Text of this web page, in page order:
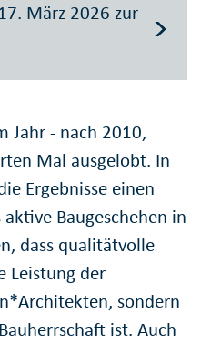
März 2026 zur
Jahr - nach 2010,
Mal ausgelobt. In
Ergebnisse einen
Baugeschehen in
dass qualitätvolle
Leistung der
sondern
ist. Auch